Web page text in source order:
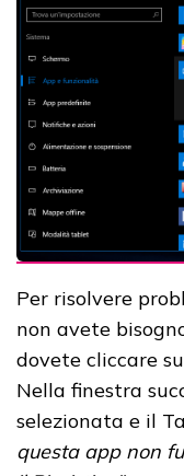
Per risolvere
non avete
dovete cliccare
Nella finestra
selezionata e il
questa app non